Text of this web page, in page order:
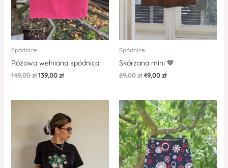
Spódnice
Różowa wełniana spódnica
149,00zł 139,00zł
Spódnice
Skórzana mini 🤎
89,00zł49,00zł